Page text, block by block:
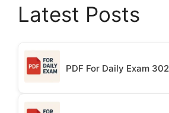
Latest Posts
PDF For Daily Exam 302